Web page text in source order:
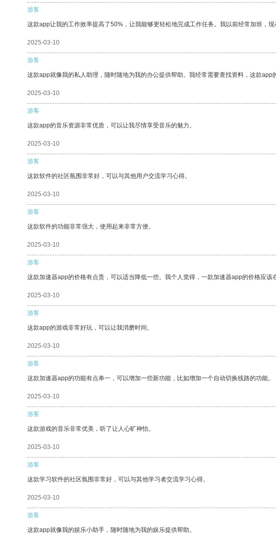
游客
这款app让我的工作效率提高了50%，让我能够更轻松地完成工作任务。我以前经常加班，
2025-03-10
游客
这款app就像我的私人助理，随时随地为我的办公提供帮助。我经常需要查找资料，这款app
2025-03-10
游客
这款app的音乐资源非常优质，可以让我尽情享受音乐的魅力。
2025-03-10
游客
这款软件的社区氛围非常好，可以与其他用户交流学习心得。
2025-03-10
游客
这款软件的功能非常强大，使用起来非常方便。
2025-03-10
游客
这款加速器app的价格有点贵，可以适当降低一些。我个人觉得，一款加速器app的价格应该
2025-03-10
游客
这款app的游戏非常好玩，可以让我消磨时间。
2025-03-10
游客
这款加速器app的功能有点单一，可以增加一些新功能，比如增加一个自动切换线路的功能。
2025-03-10
游客
这款游戏的音乐非常优美，听了让人心旷神怡。
2025-03-10
游客
这款学习软件的社区氛围非常好，可以与其他学习者交流学习心得。
2025-03-10
游客
这款app就像我的娱乐小助手，随时随地为我的娱乐提供帮助。